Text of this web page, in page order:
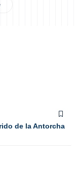
de la Antorcha